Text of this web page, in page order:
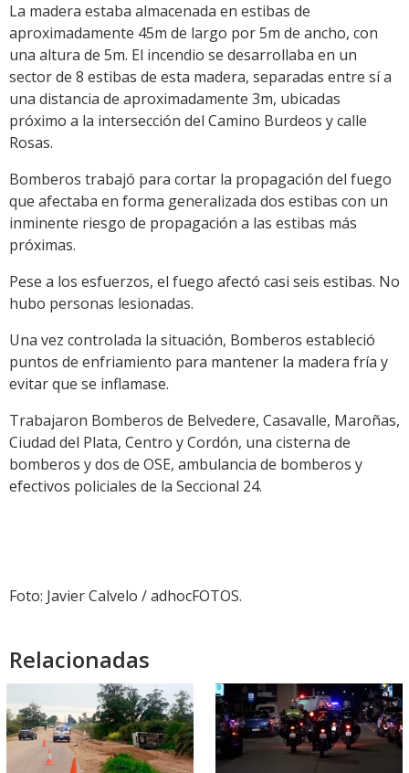
La madera estaba almacenada en estibas de
aproximadamente 45m de largo por 5m de ancho, con
una altura de 5m. El incendio se desarrollaba en un
sector de 8 estibas de esta madera, separadas entre sí a
una distancia de aproximadamente 3m, ubicadas
próximo a la intersección del Camino Burdeos y calle
Rosas.
Bomberos trabajó para cortar la propagación del fuego
que afectaba en forma generalizada dos estibas con un
inminente riesgo de propagación a las estibas más
próximas.
Pese a los esfuerzos, el fuego afectó casi seis estibas. No
hubo personas lesionadas.
Una vez controlada la situación, Bomberos estableció
puntos de enfriamiento para mantener la madera fría y
evitar que se inflamase.
Trabajaron Bomberos de Belvedere, Casavalle, Maroñas,
Ciudad del Plata, Centro y Cordón, una cisterna de
bomberos y dos de OSE, ambulancia de bomberos y
efectivos policiales de la Seccional 24.
Foto: Javier Calvelo / adhocFOTOS.
Relacionadas